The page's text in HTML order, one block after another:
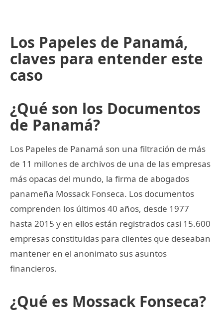
Los Papeles de Panamá,
claves para entender este
caso
¿Qué son los Documentos
de Panamá?
Los Papeles de Panamá son una filtración de más
de 11 millones de archivos de una de las empresas
más opacas del mundo, la firma de abogados
panameña Mossack Fonseca. Los documentos
comprenden los últimos 40 años, desde 1977
hasta 2015 y en ellos están registrados casi 15.600
empresas constituidas para clientes que deseaban
mantener en el anonimato sus asuntos
financieros.
¿Qué es Mossack Fonseca?